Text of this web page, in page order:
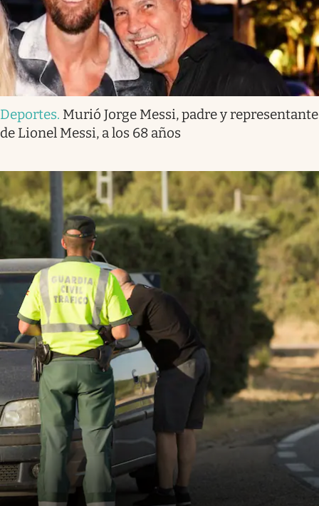
Deportes. Murió Jorge Messi, padre y representante
de Lionel Messi, a los 68 años